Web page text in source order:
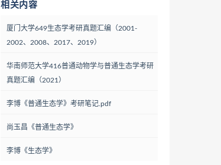
相关内容
厦门大学649生态学考研真题汇编（2001-
2002、2008、2017、2019）
华南师范大学416普通动物学与普通生态学考研
真题汇编（2021）
李博《普通生态学》考研笔记.pdf
尚玉昌《普通生态学》
李博《生态学》